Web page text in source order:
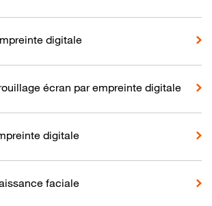
digitale
écran par empreinte digitale
digitale
faciale